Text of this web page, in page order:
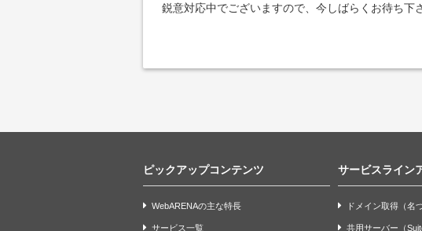
鋭意対応中でございますので、今しばらくお待ち下
ピックアップコンテンツ
WebARENAの主な特長
サービス一覧
サービスライン
ドメイン取得（名
共用サーバー（